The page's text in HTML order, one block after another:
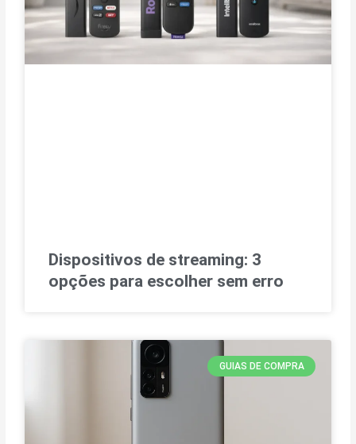
Dispositivos de streaming: 3
opções para escolher sem erro
GUIAS DE COMPRA